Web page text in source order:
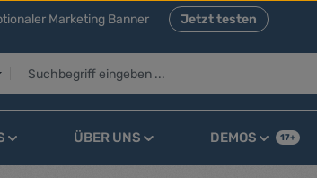
Marketing Banner Jetzt testen
ÜBER UNS DEMOS 17+